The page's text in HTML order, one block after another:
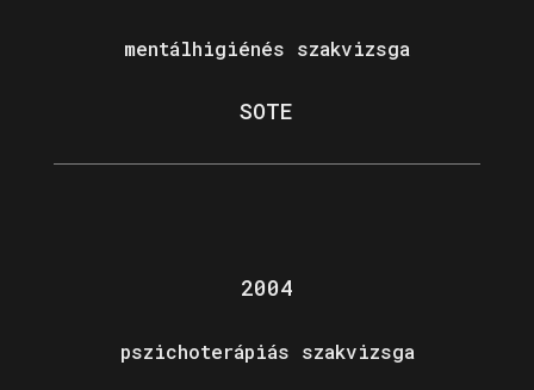
mentálhigiénés szakvizsga
SOTE
2004
pszichoterápiás szakvizsga